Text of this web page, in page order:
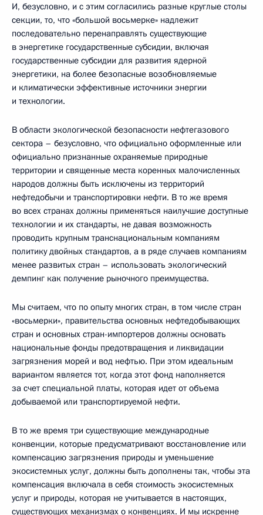
И, безусловно, и с этим согласились разные круглые столы
секции, то, что «большой восьмерке» надлежит
последовательно перенаправлять существующие
в энергетике государственные субсидии, включая
государственные субсидии для развития ядерной
энергетики, на более безопасные возобновляемые
и климатически эффективные источники энергии
и технологии.
В области экологической безопасности нефтегазового
сектора – безусловно, что официально оформленные или
официально признанные охраняемые природные
территории и священные места коренных малочисленных
народов должны быть исключены из территорий
нефтедобычи и транспортировки нефти. В то же время
во всех странах должны применяться наилучшие доступные
технологии и их стандарты, не давая возможность
проводить крупным транснациональным компаниям
политику двойных стандартов, а в ряде случаев компаниям
менее развитых стран – использовать экологический
демпинг как получение рыночного преимущества.
Мы считаем, что по опыту многих стран, в том числе стран
«восьмерки», правительства основных нефтедобывающих
стран и основных стран-импортеров должны основать
национальные фонды предотвращения и ликвидации
загрязнения морей и вод нефтью. При этом идеальным
вариантом является тот, когда этот фонд наполняется
за счет специальной платы, которая идет от объема
добываемой или транспортируемой нефти.
В то же время три существующие международные
конвенции, которые предусматривают восстановление или
компенсацию загрязнения природы и уменьшение
экосистемных услуг, должны быть дополнены так, чтобы эта
компенсация включала в себя стоимость экосистемных
услуг и природы, которая не учитывается в настоящих,
существующих механизмах о конвенциях. И мы искренне